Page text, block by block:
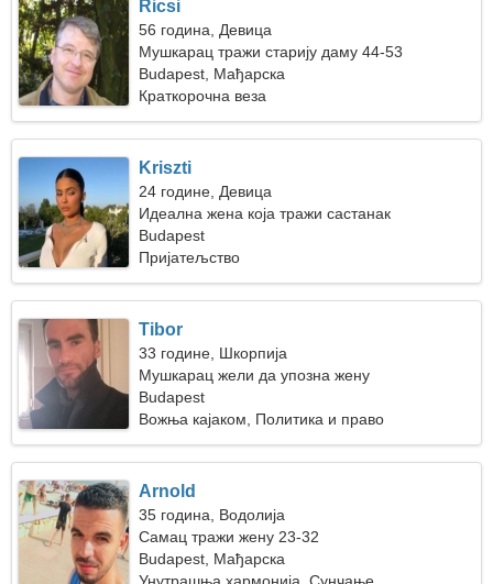
Ricsi
56 година, Девица
Мушкарац тражи старију даму 44-53
Budapest, Мађарска
Краткорочна веза
Kriszti
24 године, Девица
Идеална жена која тражи састанак
Budapest
Пријатељство
Tibor
33 године, Шкорпија
Мушкарац жели да упозна жену
Budapest
Вожња кајаком, Политика и право
Arnold
35 година, Водолија
Самац тражи жену 23-32
Budapest, Мађарска